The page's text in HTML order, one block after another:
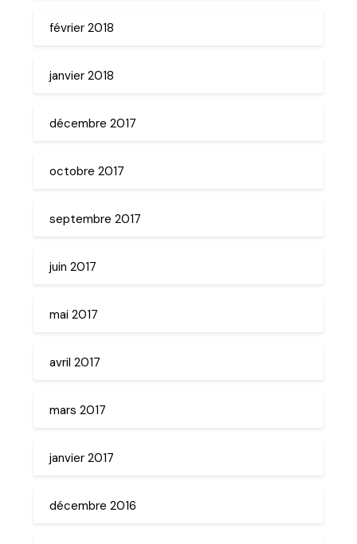
février 2018
janvier 2018
décembre 2017
octobre 2017
septembre 2017
juin 2017
mai 2017
avril 2017
mars 2017
janvier 2017
décembre 2016